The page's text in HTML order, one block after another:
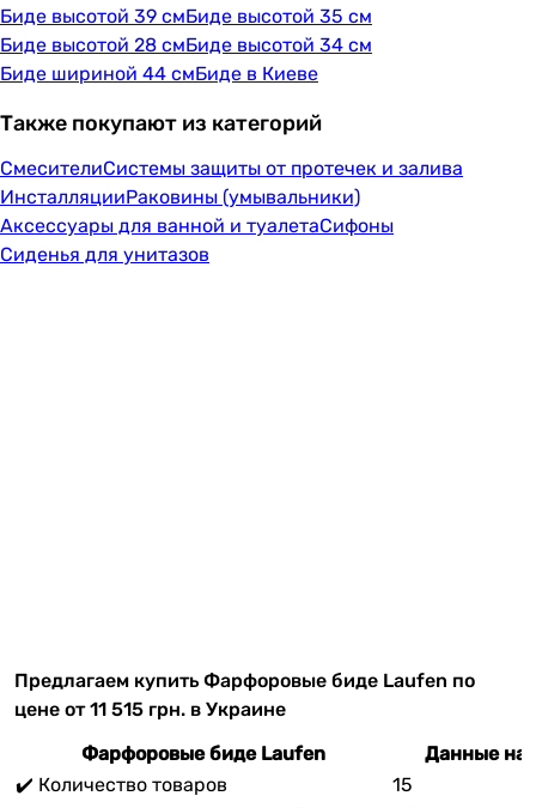
Биде высотой 39 смБиде высотой 35 см
Биде высотой 28 смБиде высотой 34 см
Биде шириной 44 смБиде в Киеве
Также покупают из категорий
СмесителиСистемы защиты от протечек и залива
ИнсталляцииРаковины (умывальники)
Аксессуары для ванной и туалетаСифоны
Сиденья для унитазов
Предлагаем купить Фарфоровые биде Laufen по
цене от 11 515 грн. в Украине
Фарфоровые биде Laufen
Данные на
✔️ Количество товаров
15